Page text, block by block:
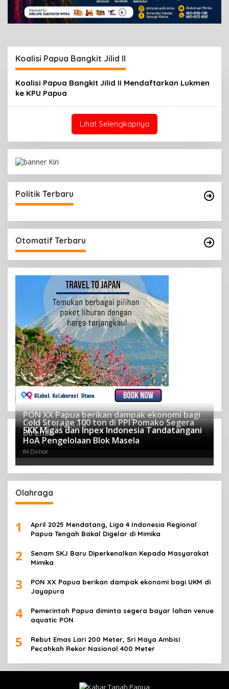
Koalisi Papua Bangkit Jilid II
Koalisi Papua Bangkit Jilid II Mendaftarkan Lukmen
ke KPU Papua
Lihat Selengkapnya
Politik Terbaru
Otomatif Terbaru
Ekonomi
PON XX Papua berikan dampak ekonomi bagi
UKM di Jayapura
122 Dilihat
Cold Storage 100 ton di PPI Pomako Segera
Direhab
110 Dilihat
SKK Migas dan Inpex Indonesia Tandatangani
HoA Pengelolaan Blok Masela
84 Dilihat
Olahraga
1
April 2025 Mendatang, Liga 4 Indonesia Regional
Papua Tengah Bakal Digelar di Mimika
2
Senam SKJ Baru Diperkenalkan Kepada Masyarakat
Mimika
3
PON XX Papua berikan dampak ekonomi bagi UKM di
Jayapura
4
Pemerintah Papua diminta segera bayar lahan venue
aquatic PON
5
Rebut Emas Lari 200 Meter, Sri Maya Ambisi
Pecahkah Rekor Nasional 400 Meter